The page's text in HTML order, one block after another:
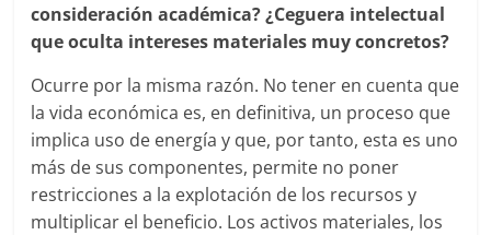
consideración académica? ¿Ceguera intelectual
que oculta intereses materiales muy concretos?
Ocurre por la misma razón. No tener en cuenta que
la vida económica es, en definitiva, un proceso que
implica uso de energía y que, por tanto, esta es uno
más de sus componentes, permite no poner
restricciones a la explotación de los recursos y
multiplicar el beneficio. Los activos materiales, los